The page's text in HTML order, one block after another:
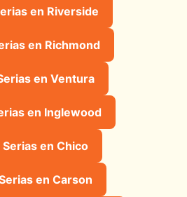
en Riverside
en Richmond
en Ventura
en Inglewood
Serias en Chico
en Carson